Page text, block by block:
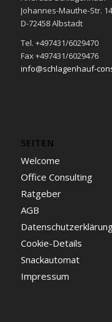
Johannes-Mauthe-Str. 14
D-72458 Albstadt
Tel. +497431/6029470
Fax +497431/6029476
info@schlagenhauf-
SEITEN
Welcome
Office Consulting
Ratgeber
AGB
Cookie-Details
Snackautomat
Impressum